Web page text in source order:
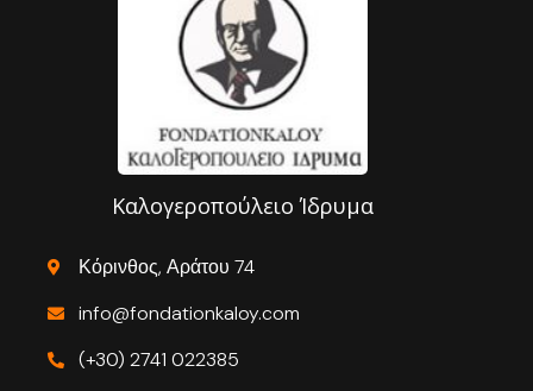
Καλογεροπούλειο Ίδρυμα
Κόρινθος, Αράτου 74
info@fondationkaloy.com
(+30) 2741 022385